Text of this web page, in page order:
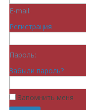
E-mail:
Регистрация
Пароль:
Забыли пароль?
Запомнить меня